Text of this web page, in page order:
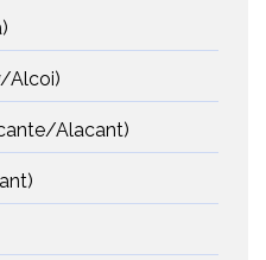
Alcoi)
Alacant)